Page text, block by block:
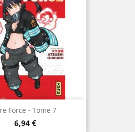
Force - Tome 7
Prix
6,94 €